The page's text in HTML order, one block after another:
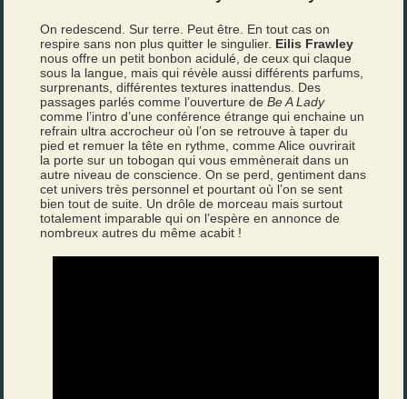
On redescend. Sur terre. Peut être. En tout cas on
respire sans non plus quitter le singulier. Eilis Frawley
nous offre un petit bonbon acidulé, de ceux qui claque
sous la langue, mais qui révèle aussi différents parfums,
surprenants, différentes textures inattendus. Des
passages parlés comme l’ouverture deBe A Lady
comme l’intro d’une conférence étrange qui enchaine un
refrain ultra accrocheur où l’on se retrouve à taper du
pied et remuer la tête en rythme, comme Alice ouvrirait
la porte sur un tobogan qui vous emmènerait dans un
autre niveau de conscience. On se perd, gentiment dans
cet univers très personnel et pourtant où l’on se sent
bien tout de suite. Un drôle de morceau mais surtout
totalement imparable qui on l’espère en annonce de
nombreux autres du même acabit !